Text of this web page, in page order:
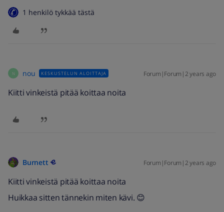
1 henkilö tykkää tästä
N nou KESKUSTELUN ALOITTAJA Forum|Forum|2 years ago
Kiitti vinkeistä pitää koittaa noita
Burnett Forum|Forum|2 years ago
Kiitti vinkeistä pitää koittaa noita
Huikkaa sitten tännekin miten kävi. 😊